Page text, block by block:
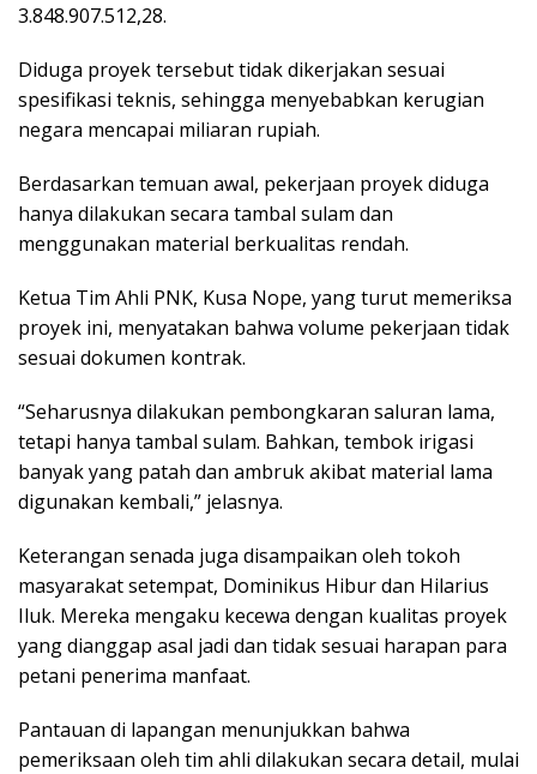
3.848.907.512,28.
Diduga proyek tersebut tidak dikerjakan sesuai
spesifikasi teknis, sehingga menyebabkan kerugian
negara mencapai miliaran rupiah.
Berdasarkan temuan awal, pekerjaan proyek diduga
hanya dilakukan secara tambal sulam dan
menggunakan material berkualitas rendah.
Ketua Tim Ahli PNK, Kusa Nope, yang turut memeriksa
proyek ini, menyatakan bahwa volume pekerjaan tidak
sesuai dokumen kontrak.
“Seharusnya dilakukan pembongkaran saluran lama,
tetapi hanya tambal sulam. Bahkan, tembok irigasi
banyak yang patah dan ambruk akibat material lama
digunakan kembali,” jelasnya.
Keterangan senada juga disampaikan oleh tokoh
masyarakat setempat, Dominikus Hibur dan Hilarius
Iluk. Mereka mengaku kecewa dengan kualitas proyek
yang dianggap asal jadi dan tidak sesuai harapan para
petani penerima manfaat.
Pantauan di lapangan menunjukkan bahwa
pemeriksaan oleh tim ahli dilakukan secara detail, mulai